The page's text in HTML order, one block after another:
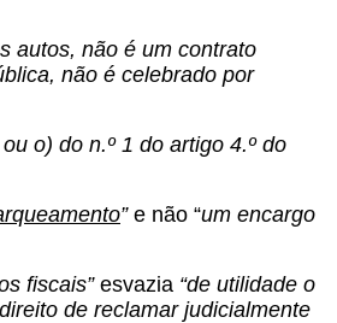
autos, não é um contrato
não é celebrado por
o) do n.º 1 do artigo 4.º do
”e não “um encargo
fiscais”esvazia “de utilidade o
de reclamar judicialmente